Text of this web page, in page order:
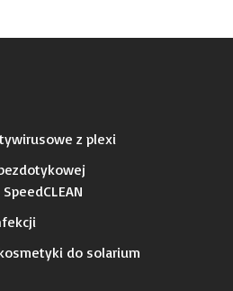
z plexi
do solarium